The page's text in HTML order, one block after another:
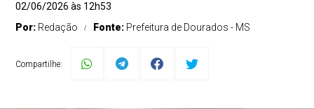
02/06/2026 às 12h53
Por: Redação Fonte: Prefeitura de Dourados - MS
Compartilhe: